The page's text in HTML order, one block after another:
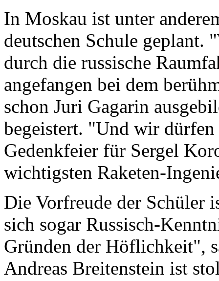
In Moskau ist unter
deutschen Schule geplant.
durch die russische
angefangen bei dem
schon Juri Gagarin
begeistert. "Und wir
Gedenkfeier für Sergel
wichtigsten Raketen-
Die Vorfreude der Schüler
sich sogar Russisch-
Gründen der Höflichkeit",
Andreas Breitenstein ist